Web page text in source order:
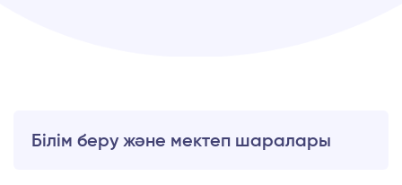
Білім беру және мектеп шаралары